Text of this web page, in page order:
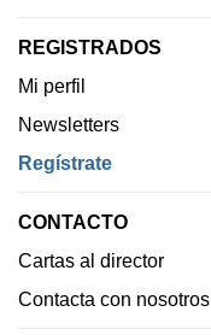
REGISTRADOS
Mi perfil
Newsletters
Regístrate
CONTACTO
Cartas al director
Contacta con nosotros